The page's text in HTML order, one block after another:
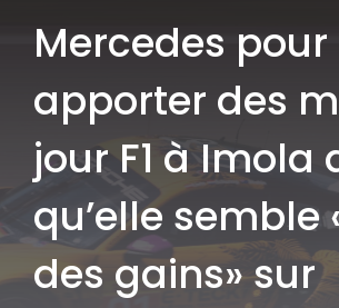
Mercedes pour
apporter des
jour F1 à Imola
qu’elle semble
des gains» sur